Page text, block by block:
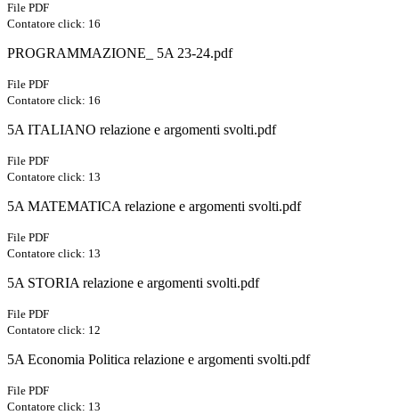
File PDF
Contatore click: 16
PROGRAMMAZIONE_ 5A 23-24.pdf
File PDF
Contatore click: 16
5A ITALIANO relazione e argomenti svolti.pdf
File PDF
Contatore click: 13
5A MATEMATICA relazione e argomenti svolti.pdf
File PDF
Contatore click: 13
5A STORIA relazione e argomenti svolti.pdf
File PDF
Contatore click: 12
5A Economia Politica relazione e argomenti svolti.pdf
File PDF
Contatore click: 13